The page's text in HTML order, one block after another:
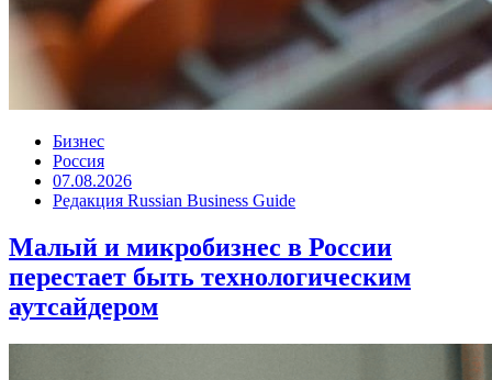
Бизнес
Россия
07.08.2026
Редакция Russian Business Guide
Малый и микробизнес в России
перестает быть технологическим
аутсайдером